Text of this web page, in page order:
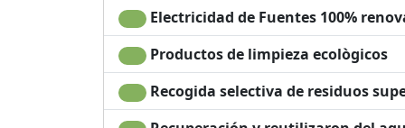
Electricidad de Fuentes 100%
Productos de limpieza ecològicos
Recogida selectiva de residuos